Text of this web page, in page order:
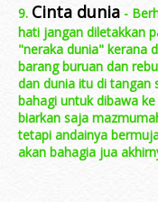
9. Cinta dunia -
hati jangan diletakkan
"neraka dunia" kerana
barang buruan dan
dan dunia itu di tangan
bahagi untuk dibawa
biarkan saja
tetapi andainya
akan bahagia jua